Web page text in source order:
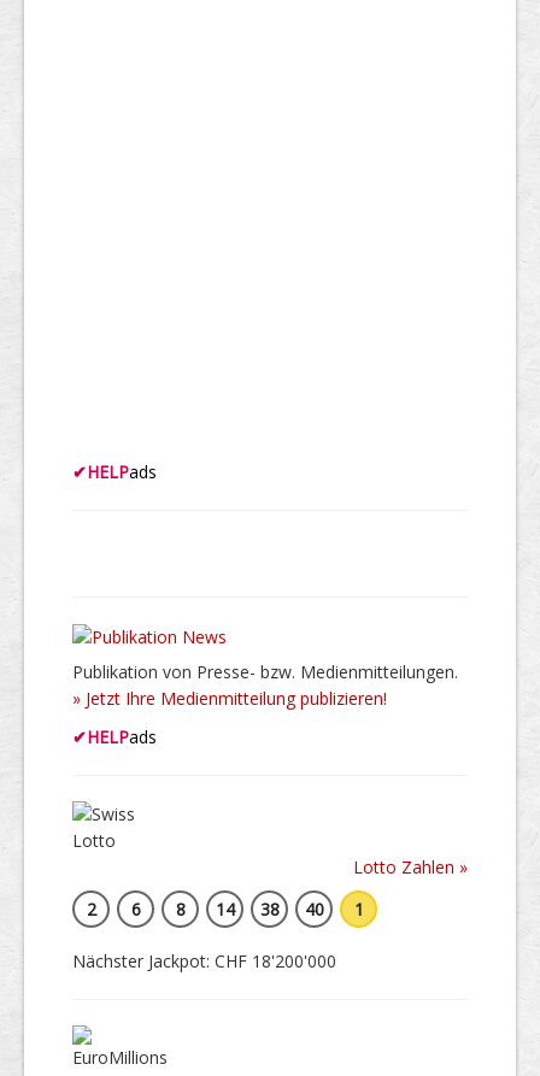
✔HELPads
Publikation von Presse- bzw. Medienmitteilungen.
» Jetzt Ihre Medienmitteilung publizieren!
✔HELPads
Lotto Zahlen »
2
6 8 14 38 40 1
Nächster Jackpot: CHF 18'200'000